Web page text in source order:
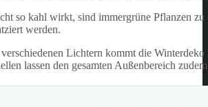
so kahl wirkt, sind immergrüne Pflanzen
werden.
Lichtern kommt die
lassen den gesamten Außenbereich